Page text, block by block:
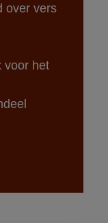
over vers
voor het